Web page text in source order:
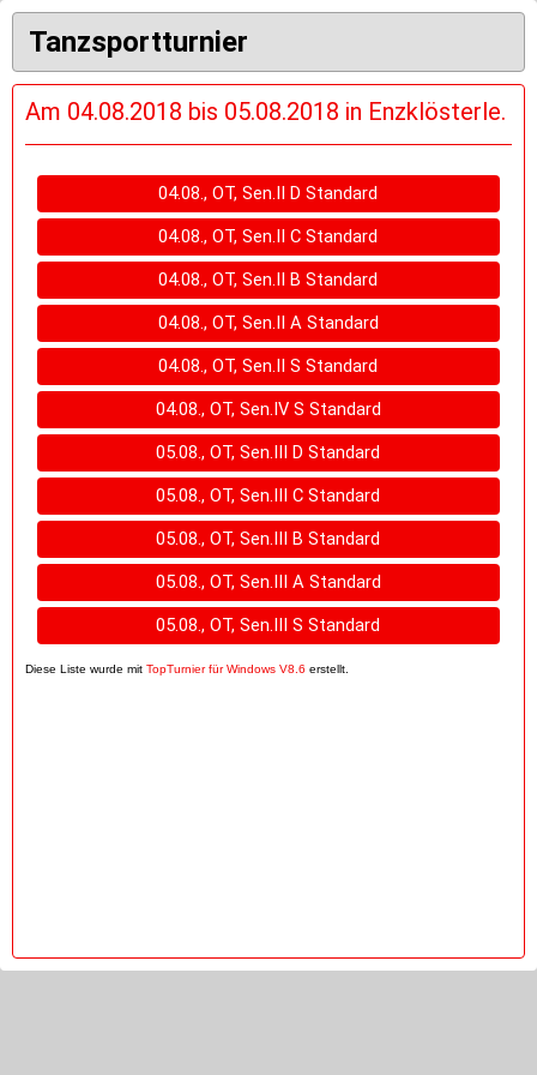
Tanzsportturnier
Am 04.08.2018 bis 05.08.2018 in Enzklösterle.
04.08., OT, Sen.II D Standard
04.08., OT, Sen.II C Standard
04.08., OT, Sen.II B Standard
04.08., OT, Sen.II A Standard
04.08., OT, Sen.II S Standard
04.08., OT, Sen.IV S Standard
05.08., OT, Sen.III D Standard
05.08., OT, Sen.III C Standard
05.08., OT, Sen.III B Standard
05.08., OT, Sen.III A Standard
05.08., OT, Sen.III S Standard
Diese Liste wurde mit TopTurnier für Windows V8.6 erstellt.